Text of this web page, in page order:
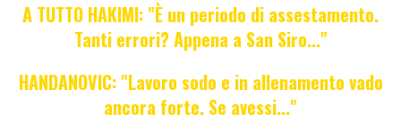
A TUTTO HAKIMI: "È un periodo di assestamento.
Tanti errori? Appena a San Siro..."
HANDANOVIC: "Lavoro sodo e in allenamento vado
ancora forte. Se avessi..."